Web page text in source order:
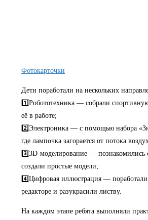
Фотокарточки
Дети поработали на нескольких
1️⃣Робототехника — собрали
её в работе;
2️⃣Электроника — с помощью набора
где лампочка загорается от потока
3️⃣3D-моделирование — познакомились
создали простые модели;
4️⃣Цифровая иллюстрация —
редакторе и разукрасили листву.
На каждом этапе ребята выполняли